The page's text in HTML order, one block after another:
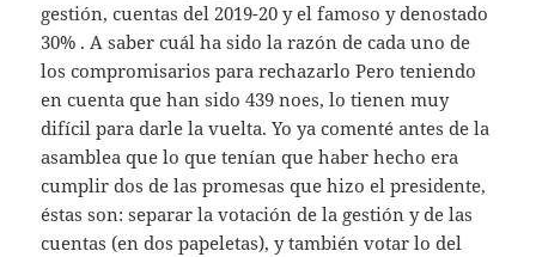
gestión, cuentas del 2019-20 y el famoso y denostado
30% . A saber cuál ha sido la razón de cada uno de
los compromisarios para rechazarlo Pero teniendo
en cuenta que han sido 439 noes, lo tienen muy
difícil para darle la vuelta. Yo ya comenté antes de la
asamblea que lo que tenían que haber hecho era
cumplir dos de las promesas que hizo el presidente,
éstas son: separar la votación de la gestión y de las
cuentas (en dos papeletas), y también votar lo del